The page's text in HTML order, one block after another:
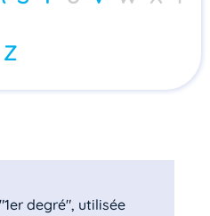
Z
degré", utilisée